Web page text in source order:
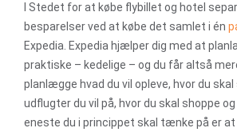
I Stedet for at købe flybillet og hotel
besparelser ved at købe det samlet i én
Expedia. Expedia hjælper dig med at
praktiske – kedelige – og du får altså
planlægge hvad du vil opleve, hvor du skal
udflugter du vil på, hvor du skal shoppe
eneste du i princippet skal tænke på er